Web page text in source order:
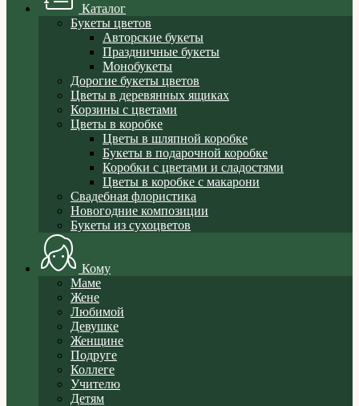
Каталог
Букеты цветов
Авторские букеты
Праздничные букеты
Монобукеты
Дорогие букеты цветов
Цветы в деревянных ящиках
Корзины с цветами
Цветы в коробке
Цветы в шляпной коробке
Букеты в подарочной коробке
Коробки с цветами и сладостями
Цветы в коробке с макарони
Свадебная флористика
Новогодние композиции
Букеты из сухоцветов
Кому
Маме
Жене
Любимой
Девушке
Женщине
Подруге
Коллеге
Учителю
Детям